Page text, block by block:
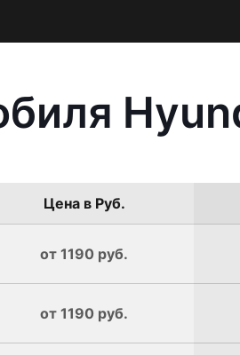
Цена в Руб.
от 1190 руб.
от 1190 руб.